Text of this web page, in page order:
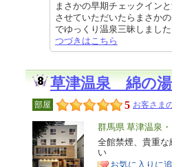
まさかの早期チェックイン
させていただいたらまさか
でゆっくり温泉三昧しまし
つづきはこちら
草津温泉 綿の
部屋 5 お客さま
エ
リ
ア
群馬県 草津温泉
特
徴
全館禁煙、貴重
い
お気に入りに